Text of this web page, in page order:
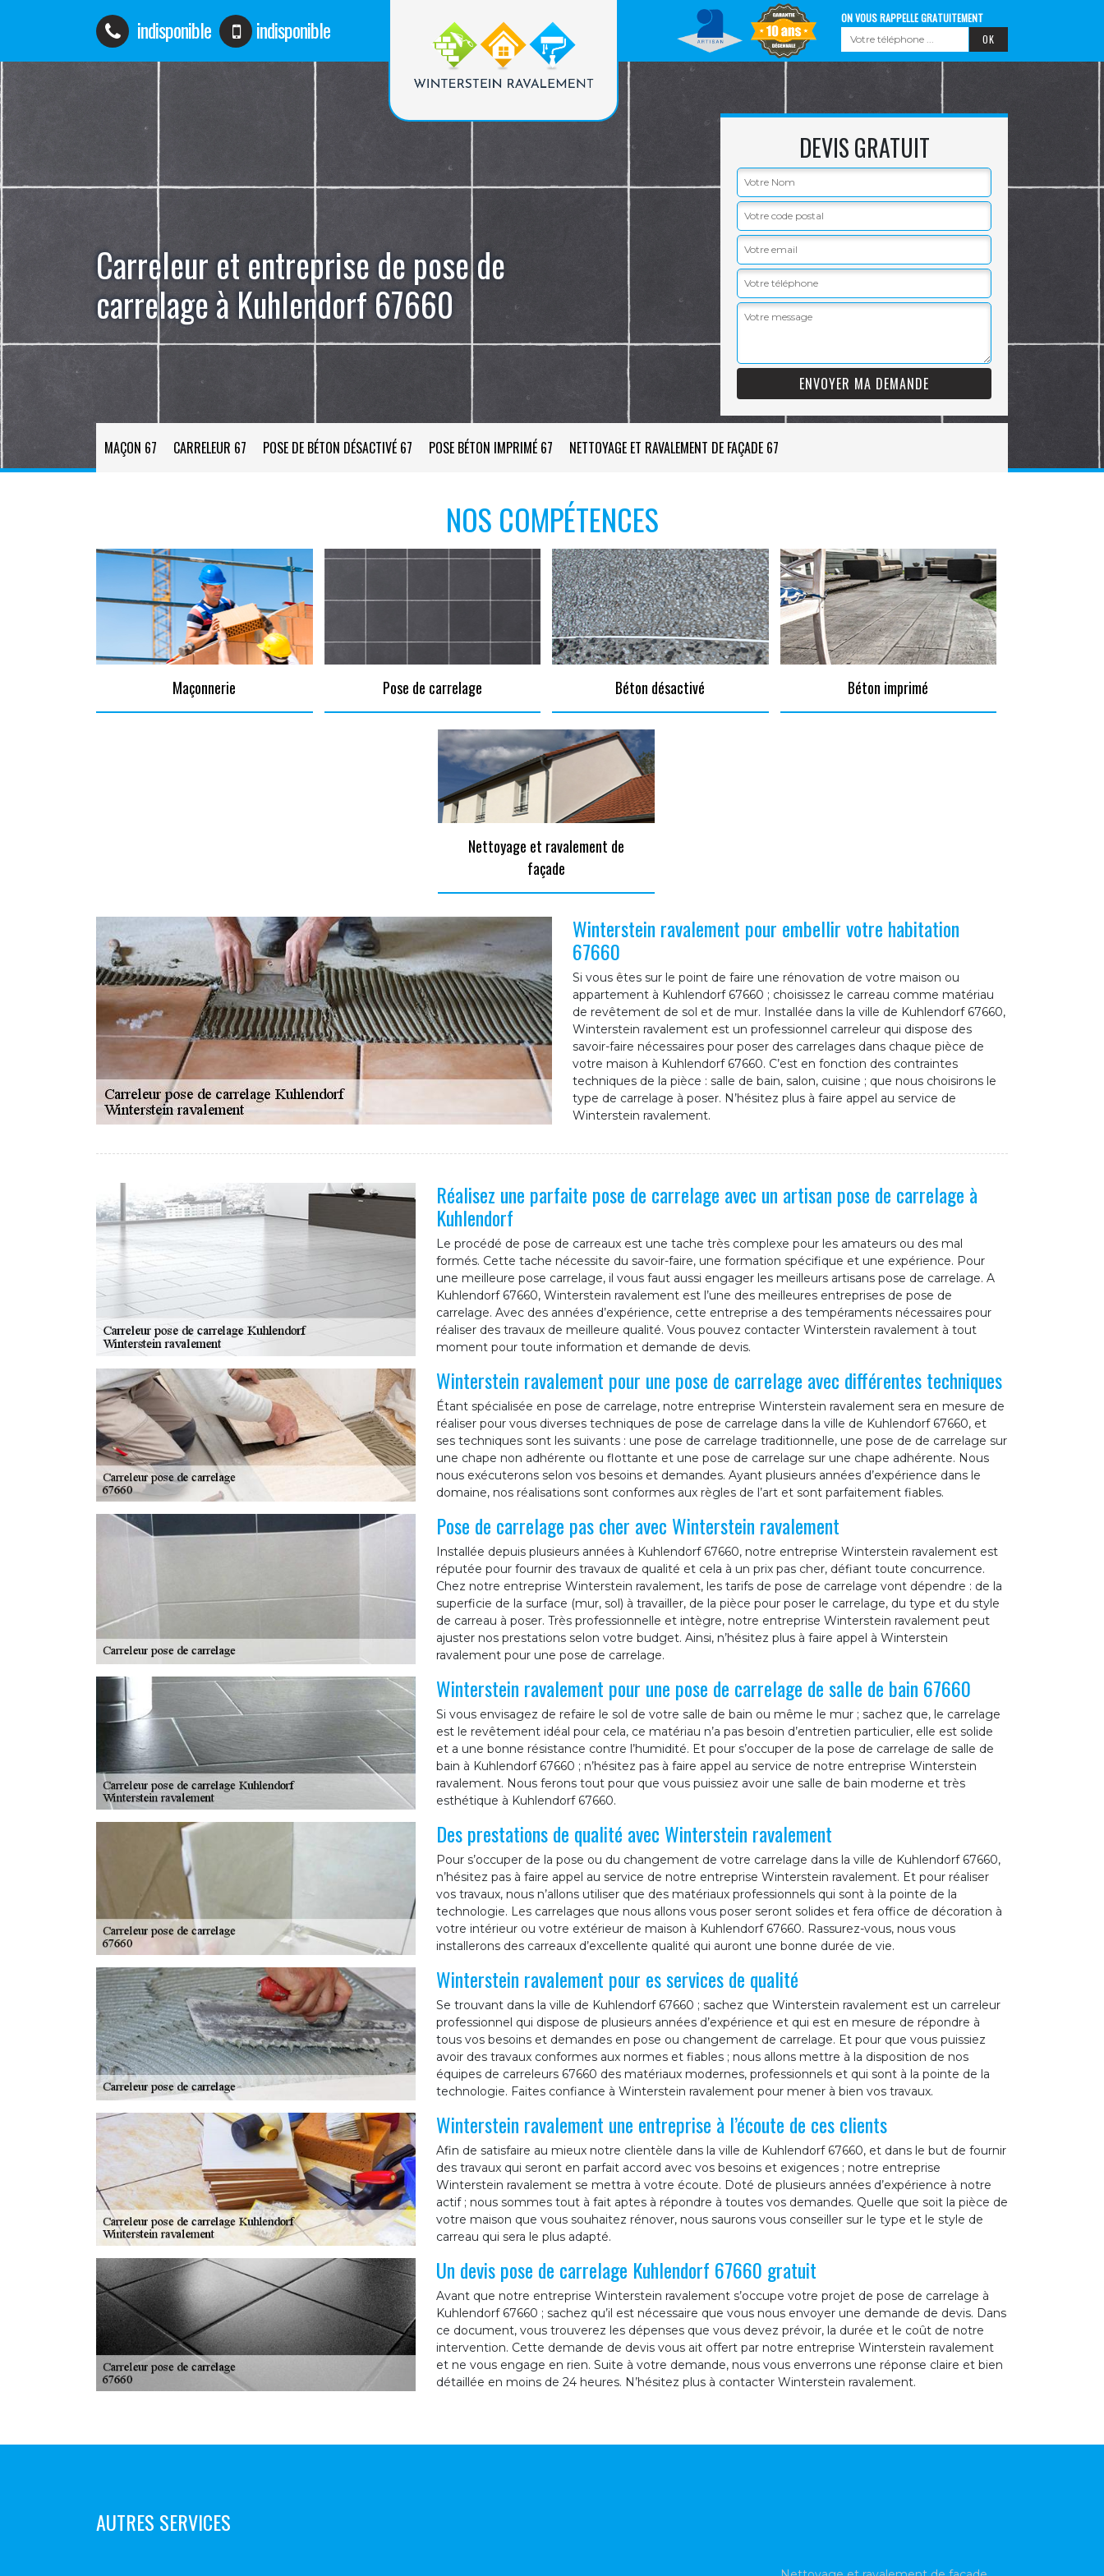
indisponible indisponible ON VOUS RAPPELLE GRATUITEMENT
Carreleur et entreprise de pose de
carrelage à Kuhlendorf 67660
DEVIS GRATUIT
MAÇON 67 CARRELEUR 67 POSE DE BÉTON DÉSACTIVÉ 67 POSE BÉTON IMPRIMÉ 67 NETTOYAGE ET RAVALEMENT DE FAÇADE 67
NOS COMPÉTENCES
Maçonnerie Pose de carrelage Béton désactivé Béton imprimé
Nettoyage et ravalement de
façade
Winterstein ravalement pour embellir votre habitation
67660
Si vous êtes sur le point de faire une rénovation de votre maison ou
appartement à Kuhlendorf 67660 ; choisissez le carreau comme matériau
de revêtement de sol et de mur. Installée dans la ville de Kuhlendorf 67660,
Winterstein ravalement est un professionnel carreleur qui dispose des
savoir-faire nécessaires pour poser des carrelages dans chaque pièce de
votre maison à Kuhlendorf 67660. C’est en fonction des contraintes
techniques de la pièce : salle de bain, salon, cuisine ; que nous choisirons le
type de carrelage à poser. N’hésitez plus à faire appel au service de
Winterstein ravalement.
Réalisez une parfaite pose de carrelage avec un artisan pose de carrelage à
Kuhlendorf
Le procédé de pose de carreaux est une tache très complexe pour les amateurs ou des mal
formés. Cette tache nécessite du savoir-faire, une formation spécifique et une expérience. Pour
une meilleure pose carrelage, il vous faut aussi engager les meilleurs artisans pose de carrelage. A
Kuhlendorf 67660, Winterstein ravalement est l’une des meilleures entreprises de pose de
carrelage. Avec des années d’expérience, cette entreprise a des tempéraments nécessaires pour
réaliser des travaux de meilleure qualité. Vous pouvez contacter Winterstein ravalement à tout
moment pour toute information et demande de devis.
Winterstein ravalement pour une pose de carrelage avec différentes techniques
Étant spécialisée en pose de carrelage, notre entreprise Winterstein ravalement sera en mesure de
réaliser pour vous diverses techniques de pose de carrelage dans la ville de Kuhlendorf 67660, et
ses techniques sont les suivants : une pose de carrelage traditionnelle, une pose de de carrelage sur
une chape non adhérente ou flottante et une pose de carrelage sur une chape adhérente. Nous
nous exécuterons selon vos besoins et demandes. Ayant plusieurs années d’expérience dans le
domaine, nos réalisations sont conformes aux règles de l’art et sont parfaitement fiables.
Pose de carrelage pas cher avec Winterstein ravalement
Installée depuis plusieurs années à Kuhlendorf 67660, notre entreprise Winterstein ravalement est
réputée pour fournir des travaux de qualité et cela à un prix pas cher, défiant toute concurrence.
Chez notre entreprise Winterstein ravalement, les tarifs de pose de carrelage vont dépendre : de la
superficie de la surface (mur, sol) à travailler, de la pièce pour poser le carrelage, du type et du style
de carreau à poser. Très professionnelle et intègre, notre entreprise Winterstein ravalement peut
ajuster nos prestations selon votre budget. Ainsi, n’hésitez plus à faire appel à Winterstein
ravalement pour une pose de carrelage.
Winterstein ravalement pour une pose de carrelage de salle de bain 67660
Si vous envisagez de refaire le sol de votre salle de bain ou même le mur ; sachez que, le carrelage
est le revêtement idéal pour cela, ce matériau n’a pas besoin d’entretien particulier, elle est solide
et a une bonne résistance contre l’humidité. Et pour s’occuper de la pose de carrelage de salle de
bain à Kuhlendorf 67660 ; n’hésitez pas à faire appel au service de notre entreprise Winterstein
ravalement. Nous ferons tout pour que vous puissiez avoir une salle de bain moderne et très
esthétique à Kuhlendorf 67660.
Des prestations de qualité avec Winterstein ravalement
Pour s’occuper de la pose ou du changement de votre carrelage dans la ville de Kuhlendorf 67660,
n’hésitez pas à faire appel au service de notre entreprise Winterstein ravalement. Et pour réaliser
vos travaux, nous n’allons utiliser que des matériaux professionnels qui sont à la pointe de la
technologie. Les carrelages que nous allons vous poser seront solides et fera office de décoration à
votre intérieur ou votre extérieur de maison à Kuhlendorf 67660. Rassurez-vous, nous vous
installerons des carreaux d’excellente qualité qui auront une bonne durée de vie.
Winterstein ravalement pour es services de qualité
Se trouvant dans la ville de Kuhlendorf 67660 ; sachez que Winterstein ravalement est un carreleur
professionnel qui dispose de plusieurs années d’expérience et qui est en mesure de répondre à
tous vos besoins et demandes en pose ou changement de carrelage. Et pour que vous puissiez
avoir des travaux conformes aux normes et fiables ; nous allons mettre à la disposition de nos
équipes de carreleurs 67660 des matériaux modernes, professionnels et qui sont à la pointe de la
technologie. Faites confiance à Winterstein ravalement pour mener à bien vos travaux.
Winterstein ravalement une entreprise à l’écoute de ces clients
Afin de satisfaire au mieux notre clientèle dans la ville de Kuhlendorf 67660, et dans le but de fournir
des travaux qui seront en parfait accord avec vos besoins et exigences ; notre entreprise
Winterstein ravalement se mettra à votre écoute. Doté de plusieurs années d’expérience à notre
actif ; nous sommes tout à fait aptes à répondre à toutes vos demandes. Quelle que soit la pièce de
votre maison que vous souhaitez rénover, nous saurons vous conseiller sur le type et le style de
carreau qui sera le plus adapté.
Un devis pose de carrelage Kuhlendorf 67660 gratuit
Avant que notre entreprise Winterstein ravalement s’occupe votre projet de pose de carrelage à
Kuhlendorf 67660 ; sachez qu’il est nécessaire que vous nous envoyer une demande de devis. Dans
ce document, vous trouverez les dépenses que vous devez prévoir, la durée et le coût de notre
intervention. Cette demande de devis vous ait offert par notre entreprise Winterstein ravalement
et ne vous engage en rien. Suite à votre demande, nous vous enverrons une réponse claire et bien
détaillée en moins de 24 heures. N’hésitez plus à contacter Winterstein ravalement.
AUTRES SERVICES